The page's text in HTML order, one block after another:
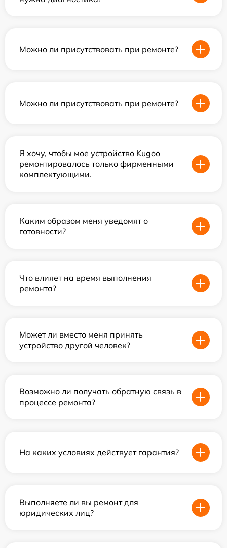
Можно ли присутствовать при ремонте?
Можно ли присутствовать при ремонте?
Я хочу, чтобы мое устройство Kugoo
ремонтировалось только фирменными
комплектующими.
Каким образом меня уведомят о
готовности?
Что влияет на время выполнения
ремонта?
Может ли вместо меня принять
устройство другой человек?
Возможно ли получать обратную связь в
процессе ремонта?
На каких условиях действует гарантия?
Выполняете ли вы ремонт для
юридических лиц?